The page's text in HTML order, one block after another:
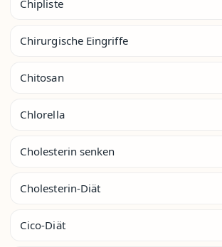
Chipliste
Chirurgische Eingriffe
Chitosan
Chlorella
Cholesterin senken
Cholesterin-Diät
Cico-Diät